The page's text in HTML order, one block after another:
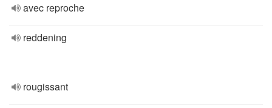
avec reproche
reddening
rougissant